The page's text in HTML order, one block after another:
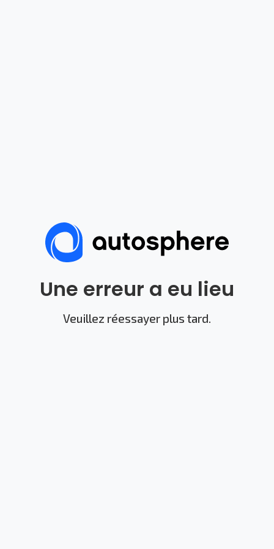
Une erreur a eu lieu
Veuillez réessayer plus tard.